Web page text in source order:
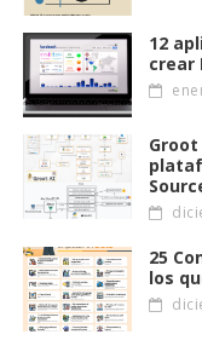
12
crear
Groot
25
los